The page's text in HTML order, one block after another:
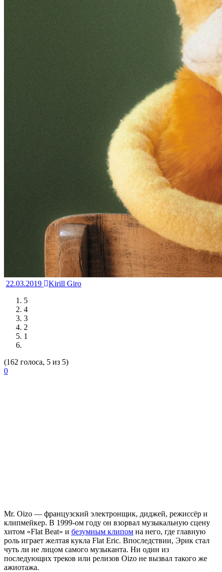
22.03.2019
Kirill Giro
5
4
3
2
1
(162 голоса, 5 из 5)
0
Mr. Oizo — французский электронщик, диджей, режиссёр и
клипмейкер. В 1999-ом году он взорвал музыкальную сцену
хитом «Flat Beat» и безумным клипом на него, где главную
роль играет желтая кукла Flat Eric. Впоследствии, Эрик стал
чуть ли не лицом самого музыканта. Ни один из
последующих треков или релизов Oizo не вызвал такого же
ажиотажа.